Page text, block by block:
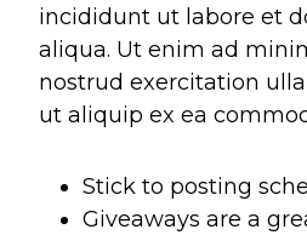
incididunt ut labore et
aliqua. Ut enim ad
nostrud exercitation
ut aliquip ex ea
Stick to posting
Giveaways are a